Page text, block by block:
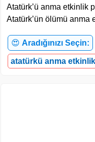
Atatürk’ü anma etkinlik
Atatürk’ün ölümü anma
😍 Aradığınızı Seçin:
atatürkü anma